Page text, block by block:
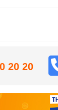
20 20